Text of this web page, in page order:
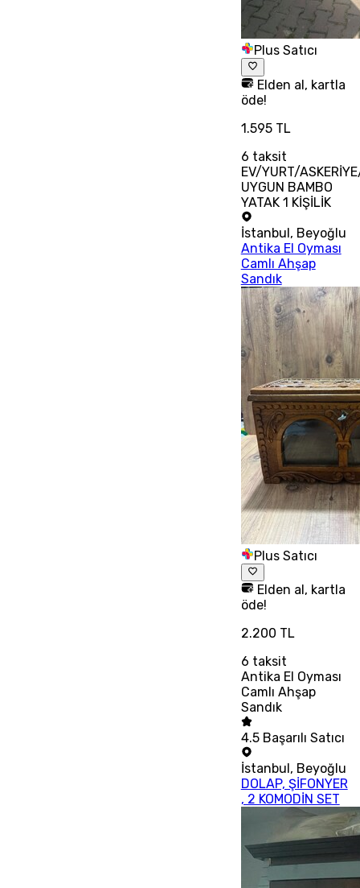
Plus Satıcı
Elden al, kartla
öde!
1.595 TL
6 taksit
EV/YURT/
UYGUN BAMBO
YATAK 1 KİŞİLİK
İstanbul, Beyoğlu
Antika El Oyması
Camlı Ahşap
Sandık
Plus Satıcı
Elden al, kartla
öde!
2.200 TL
6 taksit
Antika El Oyması
Camlı Ahşap
Sandık
4.5 Başarılı Satıcı
İstanbul, Beyoğlu
DOLAP, ŞİFONYER
, 2 KOMODİN SET